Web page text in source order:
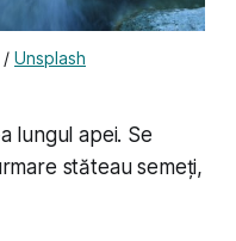
/ Unsplash
lungul apei. Se
stăteau semeți,